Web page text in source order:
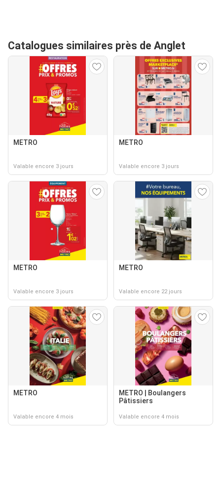
Catalogues similaires près de Anglet
METRO
Valable encore 3 jours
METRO
Valable encore 3 jours
METRO
Valable encore 3 jours
METRO
Valable encore 22 jours
METRO
Valable encore 4 mois
METRO | Boulangers
Pâtissiers
Valable encore 4 mois